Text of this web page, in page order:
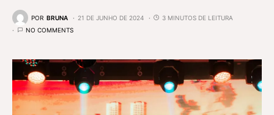
POR BRUNA 21 DE JUNHO DE 2024
3 MINUTOS DE LEITURA
NO COMMENTS